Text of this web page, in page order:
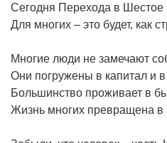
Сегодня Перехода в
Для многих – это будет, как
Многие люди не замечают
Они погружены в капитал и
Большинство проживает в
Жизнь многих превращена в